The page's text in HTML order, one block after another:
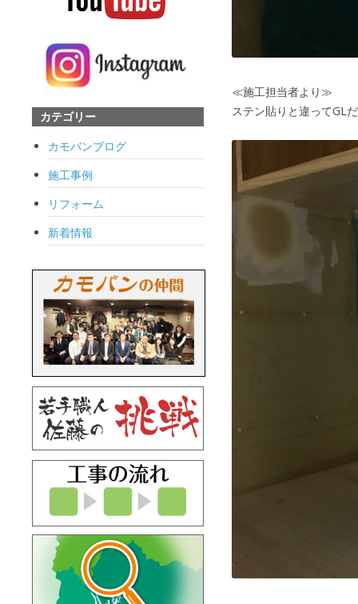
≪施工担当者より≫
ステン貼りと違ってGL
カテゴリー
カモバンブログ
施工事例
リフォーム
新着情報